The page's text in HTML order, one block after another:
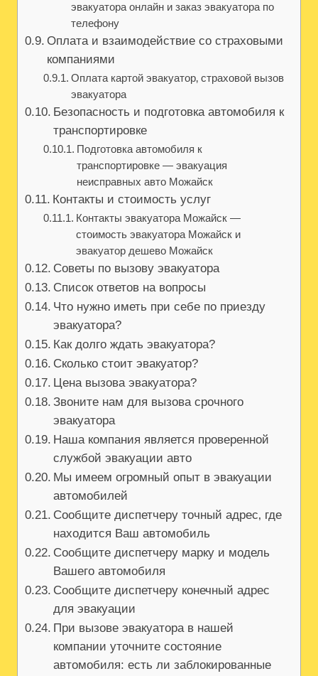
эвакуатора онлайн и заказ эвакуатора по
телефону
Оплата и взаимодействие со страховыми
компаниями
Оплата картой эвакуатор‚ страховой вызов
эвакуатора
Безопасность и подготовка автомобиля к
транспортировке
Подготовка автомобиля к
транспортировке — эвакуация
неисправных авто Можайск
Контакты и стоимость услуг
Контакты эвакуатора Можайск —
стоимость эвакуатора Можайск и
эвакуатор дешево Можайск
Советы по вызову эвакуатора
Список ответов на вопросы
Что нужно иметь при себе по приезду
эвакуатора?
Как долго ждать эвакуатора?
Сколько стоит эвакуатор?
Цена вызова эвакуатора?
Звоните нам для вызова срочного
эвакуатора
Наша компания является проверенной
службой эвакуации авто
Мы имеем огромный опыт в эвакуации
автомобилей
Сообщите диспетчеру точный адрес‚ где
находится Ваш автомобиль
Сообщите диспетчеру марку и модель
Вашего автомобиля
Сообщите диспетчеру конечный адрес
для эвакуации
При вызове эвакуатора в нашей
компании уточните состояние
автомобиля: есть ли заблокированные